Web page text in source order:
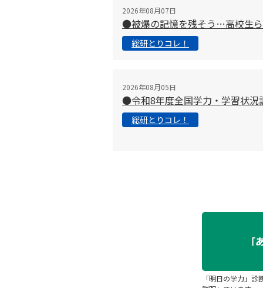
2026年08月07日
●被爆の記憶を残そう…高校生
総研とりコレ！
2026年08月05日
●令和8年度全国学力・学習状況
総研とりコレ！
「明日の学力」